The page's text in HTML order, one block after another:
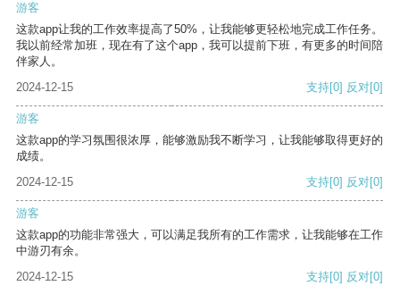
游客
这款app让我的工作效率提高了50%，让我能够更轻松地完成工作任务。
我以前经常加班，现在有了这个app，我可以提前下班，有更多的时间陪
伴家人。
2024-12-15
支持[0] 反对[0]
游客
这款app的学习氛围很浓厚，能够激励我不断学习，让我能够取得更好的
成绩。
2024-12-15
支持[0] 反对[0]
游客
这款app的功能非常强大，可以满足我所有的工作需求，让我能够在工作
中游刃有余。
2024-12-15
支持[0] 反对[0]